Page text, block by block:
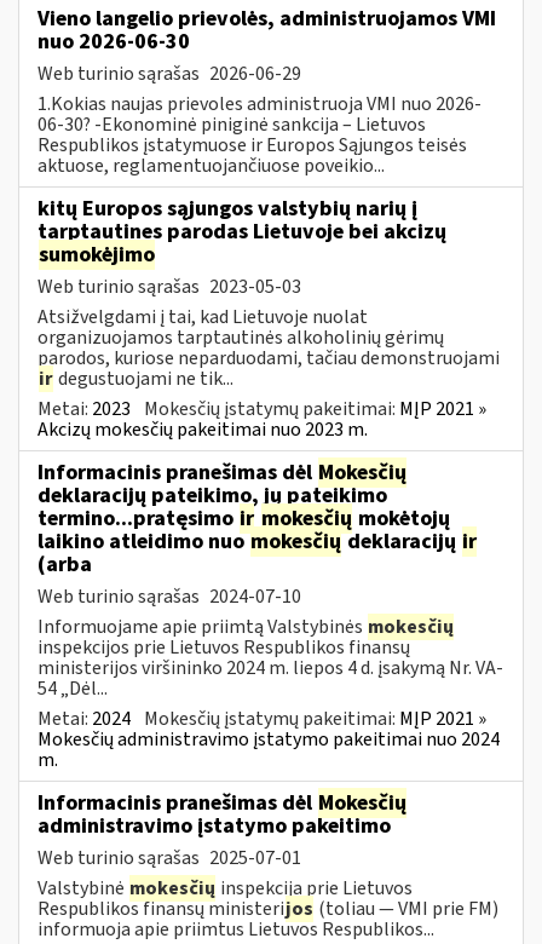
Vieno langelio prievolės, administruojamos VMI
nuo 2026-06-30
Web turinio sąrašas 2026-06-29
1.Kokias naujas prievoles administruoja VMI nuo 2026-
06-30? -Ekonominė piniginė sankcija – Lietuvos
Respublikos įstatymuose ir Europos Sąjungos teisės
aktuose, reglamentuojančiuose poveikio...
kitų Europos sąjungos valstybių narių į
tarptautines parodas Lietuvoje bei akcizų
sumokėjimo
Web turinio sąrašas 2023-05-03
Atsižvelgdami į tai, kad Lietuvoje nuolat
organizuojamos tarptautinės alkoholinių gėrimų
parodos, kuriose neparduodami, tačiau demonstruojami
irdegustuojami ne tik...
Metai: 2023 Mokesčių įstatymų pakeitimai: MĮP 2021 »
Akcizų mokesčių pakeitimai nuo 2023 m.
Informacinis pranešimas dėl Mokesčių
deklaracijų pateikimo, jų pateikimo
termino...pratęsimo ir mokesčių mokėtojų
laikino atleidimo nuomokesčiųdeklaracijų ir
(arba
Web turinio sąrašas 2024-07-10
Informuojame apie priimtą Valstybinės mokesčių
inspekcijos prie Lietuvos Respublikos finansų
ministerijos viršininko 2024 m. liepos 4 d. įsakymą Nr. VA-
54 „Dėl...
Metai: 2024 Mokesčių įstatymų pakeitimai: MĮP 2021 »
Mokesčių administravimo įstatymo pakeitimai nuo 2024
m.
Informacinis pranešimas dėl Mokesčių
administravimo įstatymo pakeitimo
Web turinio sąrašas 2025-07-01
Valstybinė mokesčių inspekcija prie Lietuvos
Respublikos finansų ministerijos (toliau — VMI prie FM)
informuoja apie priimtus Lietuvos Respublikos...